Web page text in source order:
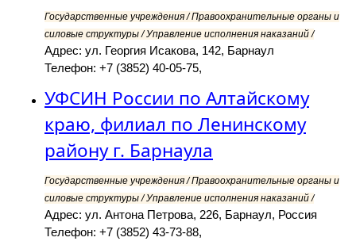
Государственные учреждения / Правоохранительные органы и
силовые структуры / Управление исполнения наказаний /
Адрес: ул. Георгия Исакова, 142, Барнаул
Телефон: +7 (3852) 40-05-75,
УФСИН России по Алтайскому
краю, филиал по Ленинскому
району г. Барнаула
Государственные учреждения / Правоохранительные органы и
силовые структуры / Управление исполнения наказаний /
Адрес: ул. Антона Петрова, 226, Барнаул, Россия
Телефон: +7 (3852) 43-73-88,